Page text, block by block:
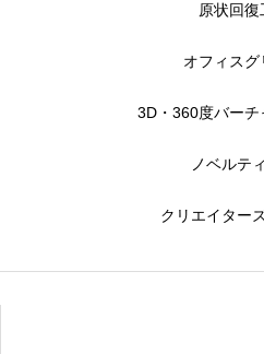
原状回復
オフィスグ
3D・360度バーチ
ノベルテ
クリエイター